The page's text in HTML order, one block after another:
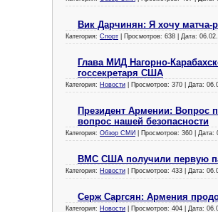
Вик Дарчинян: Я хочу матча-
Категория: Спорт | Просмотров: 638 | Дата:
Глава МИД Нагорно-
госсекретаря США
Категория: Новости | Просмотров: 370 | Дата:
Президент Армении: Вопрос
вопрос нашей безопасности
Категория: Обзор СМИ | Просмотров: 360 | Дата:
ВМС США получили первую
Категория: Новости | Просмотров: 433 | Дата:
Серж Саргсян: Армения
Категория: Новости | Просмотров: 404 | Дата: